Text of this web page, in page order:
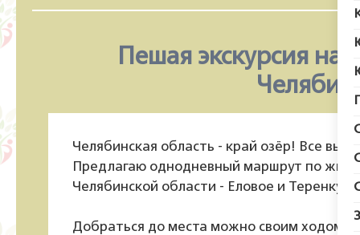
Пешая экскурсия на
Челябинская область - край озёр! Все
Предлагаю однодневный маршрут по
Челябинской области - Еловое и Теренкуль.
Добраться до места можно своим ходом -